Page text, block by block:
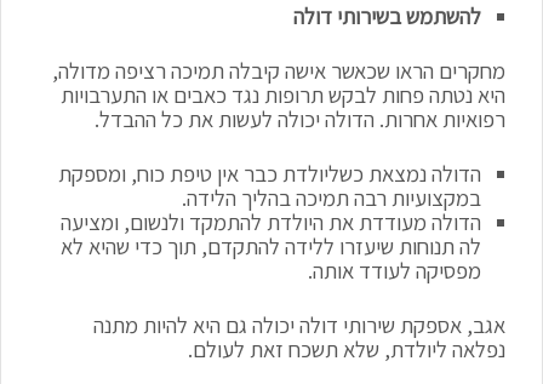
להשתמש בשירותי דולה
מחקרים הראו שכאשר אישה קיבלה תמיכה רציפה מדולה,
היא נטתה פחות לבקש תרופות נגד כאבים או התערבויות
רפואיות אחרות. הדולה יכולה לעשות את כל ההבדל.
הדולה נמצאת כשליולדת כבר אין טיפת כוח, ומספקת
במקצועיות רבה תמיכה בהליך הלידה.
הדולה מעודדת את היולדת להתמקד ולנשום, ומציעה
לה תנוחות שיעזרו ללידה להתקדם, תוך כדי שהיא לא
מפסיקה לעודד אותה.
אגב, אספקת שירותי דולה יכולה גם היא להיות מתנה
נפלאה ליולדת, שלא תשכח זאת לעולם.